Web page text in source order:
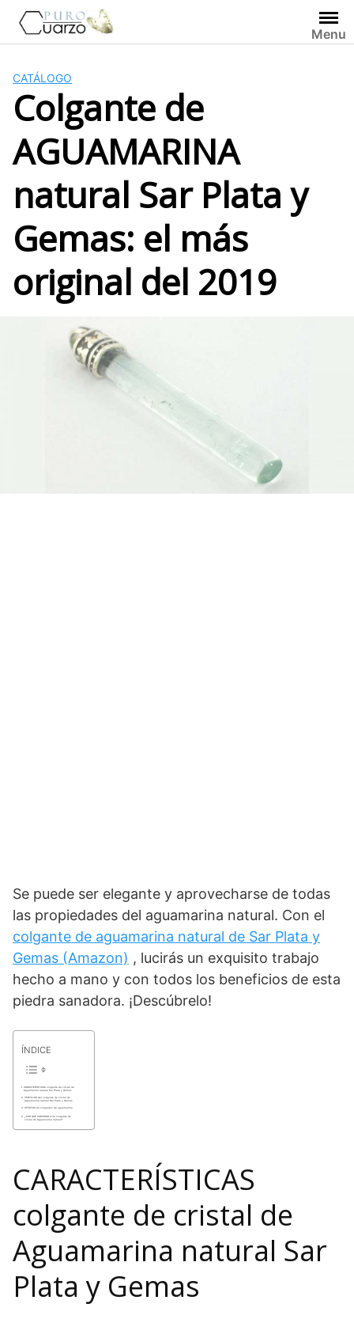
Saltar
contenido
Menu
CATÁLOGO
Colgante de
AGUAMARINA
natural Sar Plata y
Gemas: el más
original del 2019
Se puede ser elegante y aprovecharse de todas
las propiedades del aguamarina natural. Con el
colgante de aguamarina natural de Sar Plata y
Gemas (Amazon) , lucirás un exquisito trabajo
hecho a mano y con todos los beneficios de esta
piedra sanadora. ¡Descúbrelo!
ÍNDICE
CARACTERÍSTICAS colgante de cristal de
Aguamarina natural Sar Plata y Gemas
VENTAJAS del colgante de cristal de
Aguamarina natural Sar Plata y Gemas
OFERTAS de colgantes de aguamarina
¿POR QUÉ COMPRAR este colgante de
cristal de Aguamarina natural?
CARACTERÍSTICAS
colgante de cristal de
Aguamarina natural Sar
Plata y Gemas